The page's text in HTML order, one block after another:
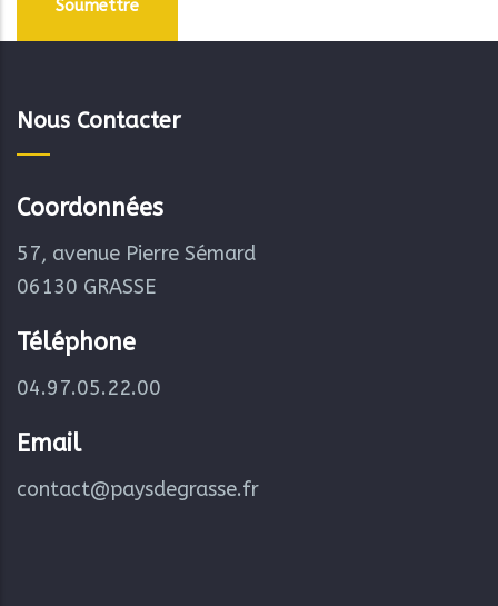
Nous Contacter
Coordonnées
57, avenue Pierre Sémard
06130 GRASSE
Téléphone
04.97.05.22.00
Email
contact@paysdegrasse.fr